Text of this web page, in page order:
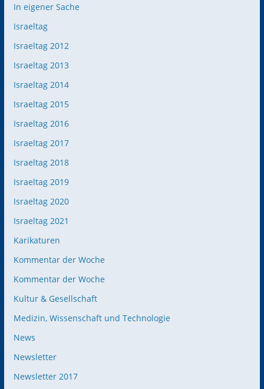
In eigener Sache
Israeltag
Israeltag 2012
Israeltag 2013
Israeltag 2014
Israeltag 2015
Israeltag 2016
Israeltag 2017
Israeltag 2018
Israeltag 2019
Israeltag 2020
Israeltag 2021
Karikaturen
Kommentar der Woche
Kommentar der Woche
Kultur & Gesellschaft
Medizin, Wissenschaft und Technologie
News
Newsletter
Newsletter 2017